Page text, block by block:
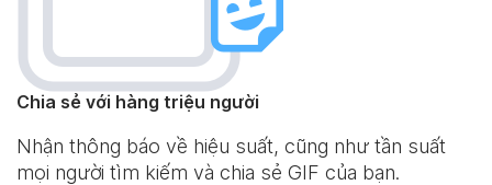
Chia sẻ với hàng triệu người
Nhận thông báo về hiệu suất, cũng như tần suất
mọi người tìm kiếm và chia sẻ GIF của bạn.